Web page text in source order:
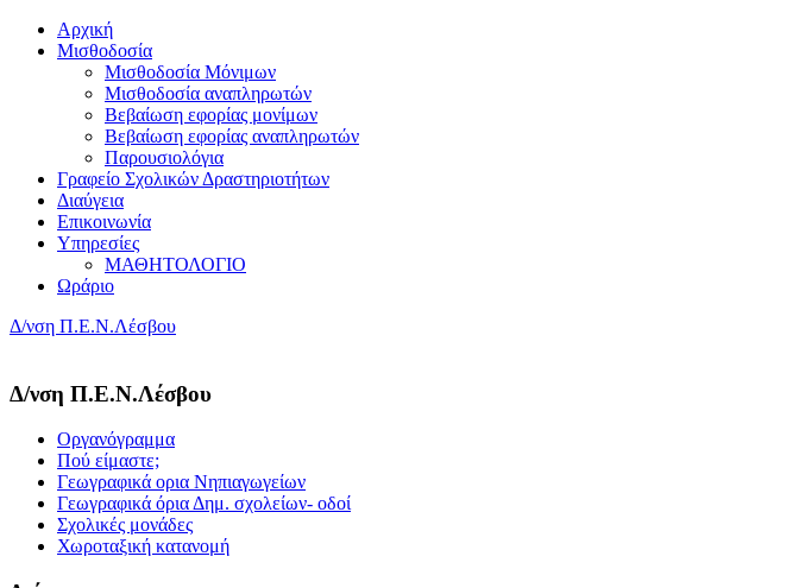
Αρχική
Μισθοδοσία
Μισθοδοσία Μόνιμων
Μισθοδοσία αναπληρωτών
Βεβαίωση εφορίας μονίμων
Βεβαίωση εφορίας αναπληρωτών
Παρουσιολόγια
Γραφείο Σχολικών Δραστηριοτήτων
Διαύγεια
Επικοινωνία
Υπηρεσίες
ΜΑΘΗΤΟΛΟΓΙΟ
Ωράριο
Δ/νση Π.Ε.Ν.Λέσβου
Δ/νση Π.Ε.Ν.Λέσβου
Οργανόγραμμα
Πού είμαστε;
Γεωγραφικά ορια Νηπιαγωγείων
Γεωγραφικά όρια Δημ. σχολείων- οδοί
Σχολικές μονάδες
Χωροταξική κατανομή